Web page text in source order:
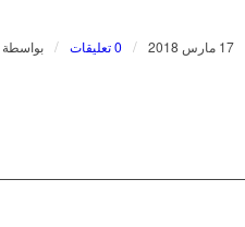
17 مارس 2018 / 0 تعليقات / بواسطة